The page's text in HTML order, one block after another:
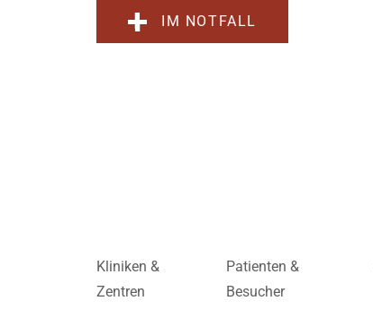
IM NOTFALL
Kliniken &
Zentren
Patienten &
Besucher